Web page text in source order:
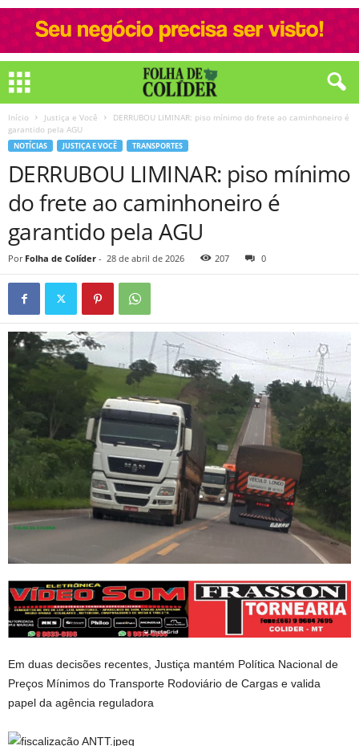
Início Justiça e Você
DERRUBOU LIMINAR: piso mínimo do frete ao caminhoneiro é
garantido pela AGU
NOTÍCIAS JUSTIÇA E VOCÊ TRANSPORTES
DERRUBOU LIMINAR: piso mínimo
do frete ao caminhoneiro é
garantido pela AGU
Por Folha de Colíder - 28 de abril de 2026 207 0
Em duas decisões recentes, Justiça mantém Política Nacional de
Preços Mínimos do Transporte Rodoviário de Cargas e valida
papel da agência reguladora